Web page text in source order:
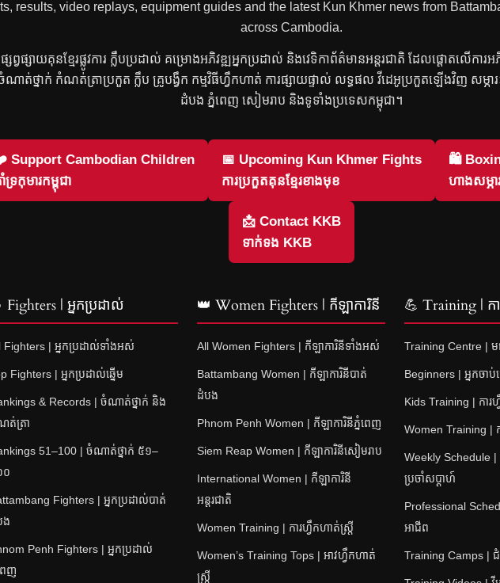
results, video replays, equipment guides and the latest Kun Khmer news from
across Cambodia.
ព្វផ្សាយគុនខ្មែរផ្លូវការ ក្លឹបប្រដាល់ គម្រោងអភិវឌ្ឍអ្នកប្រដាល់ និងវេទិកាព័ត៌មានអន្តរជាតិ ដែលផ្តោតលើកា
ចំណាត់ថ្នាក់ កំណត់ត្រាប្រកួត ក្លឹប គ្រូបង្វឹក កម្មវិធីហ្វឹកហាត់ ការផ្សាយផ្ទាល់ លទ្ធផល វីដេអូប្រកួតឡើងវិញ សម្
ដំបង ភ្នំពេញ សៀមរាប និងទូទាំងប្រទេសកម្ពុជា។
Support Cambodian Children
ទ្រកុមារកម្ពុជា
📅 Upcoming Kun Khmer Fights
ការប្រកួតគុនខ្មែរខាងមុខ
🛍
ហាងសម្ភា
📩 Contact KKB
ទាក់ទង KKB
Fighters | អ្នកប្រដាល់
Fighters | អ្នកប្រដាល់ទាំងអស់
Fighters | អ្នកប្រដាល់ឆ្នើម
& Records | ចំណាត់ថ្នាក់ និង
ត់ត្រា
51–100 | ចំណាត់ថ្នាក់ ៥១–
០
Fighters | អ្នកប្រដាល់បាត់
ង
Penh Fighters | អ្នកប្រដាល់
េញ
👑 Women Fighters | កីឡាការិនី
All Women Fighters | កីឡាការិនីទាំងអស់
Battambang Women | កីឡាការិនីបាត់
ដំបង
Phnom Penh Women | កីឡាការិនីភ្នំពេញ
Siem Reap Women | កីឡាការិនីសៀមរាប
International Women | កីឡាការិនី
អន្តរជាតិ
Women Training | ការហ្វឹកហាត់ស្ត្រី
Women’s Training Tops | អាវហ្វឹកហាត់
ស្ត្រី
💪 Training | ក
Training Centre |
Beginners | អ្នកចាប់ផ្
Kids Training | ការ
Women Training | ក
Weekly Schedule |
ប្រចាំសប្តាហ៍
Professional
អាជីព
Training Camps |